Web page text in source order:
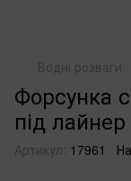
Водні розваги
Форсунка
під лайнер
Артикул: 17961